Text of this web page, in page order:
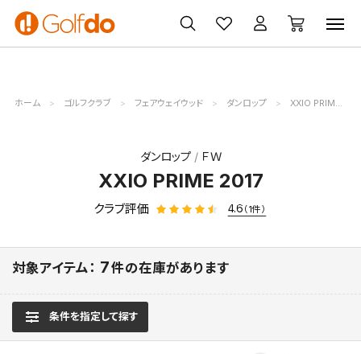
ゴルフ
クラブ
ゴルフ用品
買取
無料査定
クーポン
一覧
ホーム ゴルフクラブ フェアウェイウッド ダンロップ XXIO PRIME 2017
ダンロップ ＦＷ
XXIO PRIME 2017
クラブ評価 4.6 （1件）
対象アイテム： 7件の在庫があります
条件を指定して探す